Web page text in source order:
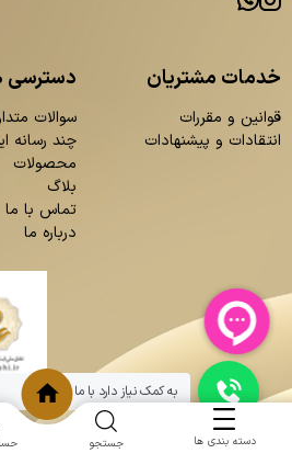
خدمات مشتریان
قوانین و مقررات
انتقادات و پیشنهادات
دسترسی
سوالات
چند رسانه
محصولات
بلاگ
تماس با ما
درباره ما
دسته بندی ها جستجو
به کمک نیاز دارد با ما چت کنید